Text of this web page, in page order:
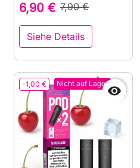
6,90 € 7,90 €
Siehe Details
-1,00 € Nicht auf Lager
